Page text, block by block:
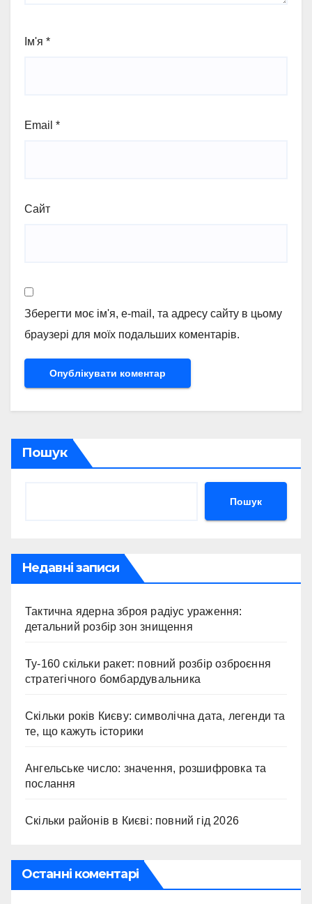
Ім'я *
Email *
Сайт
Зберегти моє ім'я, e-mail, та адресу сайту в цьому
браузері для моїх подальших коментарів.
Пошук
Пошук
Недавні записи
Тактична ядерна зброя радіус ураження:
детальний розбір зон знищення
Ту-160 скільки ракет: повний розбір озброєння
стратегічного бомбардувальника
Скільки років Києву: символічна дата, легенди та
те, що кажуть історики
Ангельське число: значення, розшифровка та
послання
Скільки районів в Києві: повний гід 2026
Останні коментарі